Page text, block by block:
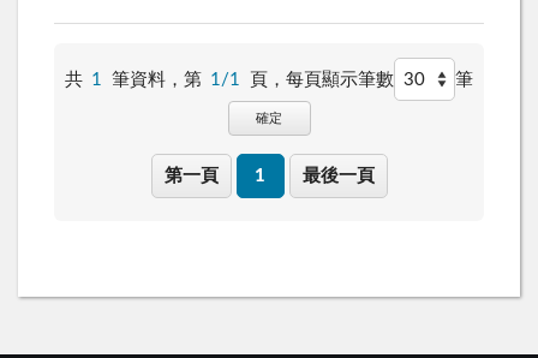
共 1 筆資料，第 1/1 頁， 每頁顯示筆數 筆
確定
第一頁 1 最後一頁